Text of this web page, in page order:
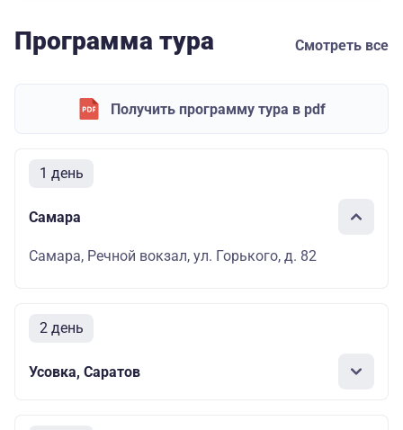
Программа тура Смотреть все
Получить программу тура в pdf
1 день
Самара
Самара, Речной вокзал, ул. Горького, д. 82
2 день
Усовка, Саратов